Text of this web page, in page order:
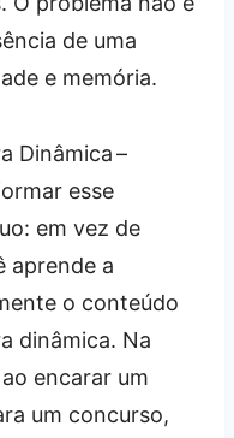
de uma
e memória.
Dinâmica –
esse
em vez de
aprende a
o conteúdo
dinâmica. Na
encarar um
um concurso,